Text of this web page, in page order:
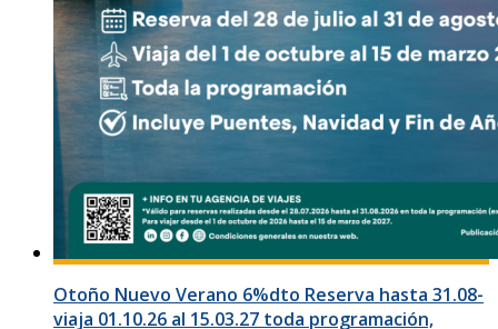
Otoño Nuevo Verano 6%dto Reserva hasta 31.08-
viaja 01.10.26 al 15.03.27 toda programación,